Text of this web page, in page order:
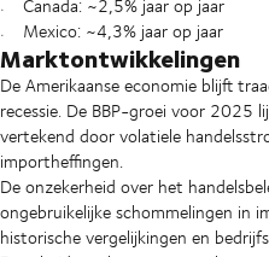
Canada: ~2,5% jaar op jaar
Mexico: ~4,3% jaar op jaar
Marktontwikkelingen
De Amerikaanse economie blijft
recessie. De BBP-groei voor 2025
vertekend door volatiele
importheffingen.
De onzekerheid over het
ongebruikelijke schommelingen in
historische vergelijkingen en